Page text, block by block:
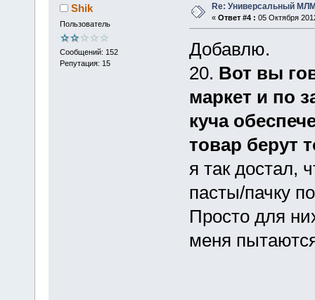
Shik
Пользователь
Сообщений: 152
Репутация: 15
Re: Универсальный
« Ответ #4 : 05 Октября
Добавлю.
20. Вот вы
маркет и по
куча
товар берут
я так достал,
пасты/пачку
Просто для
меня